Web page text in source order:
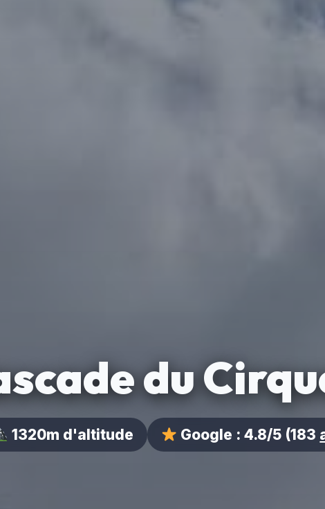
du
1320m d'altitude Google :4.8/5 (183